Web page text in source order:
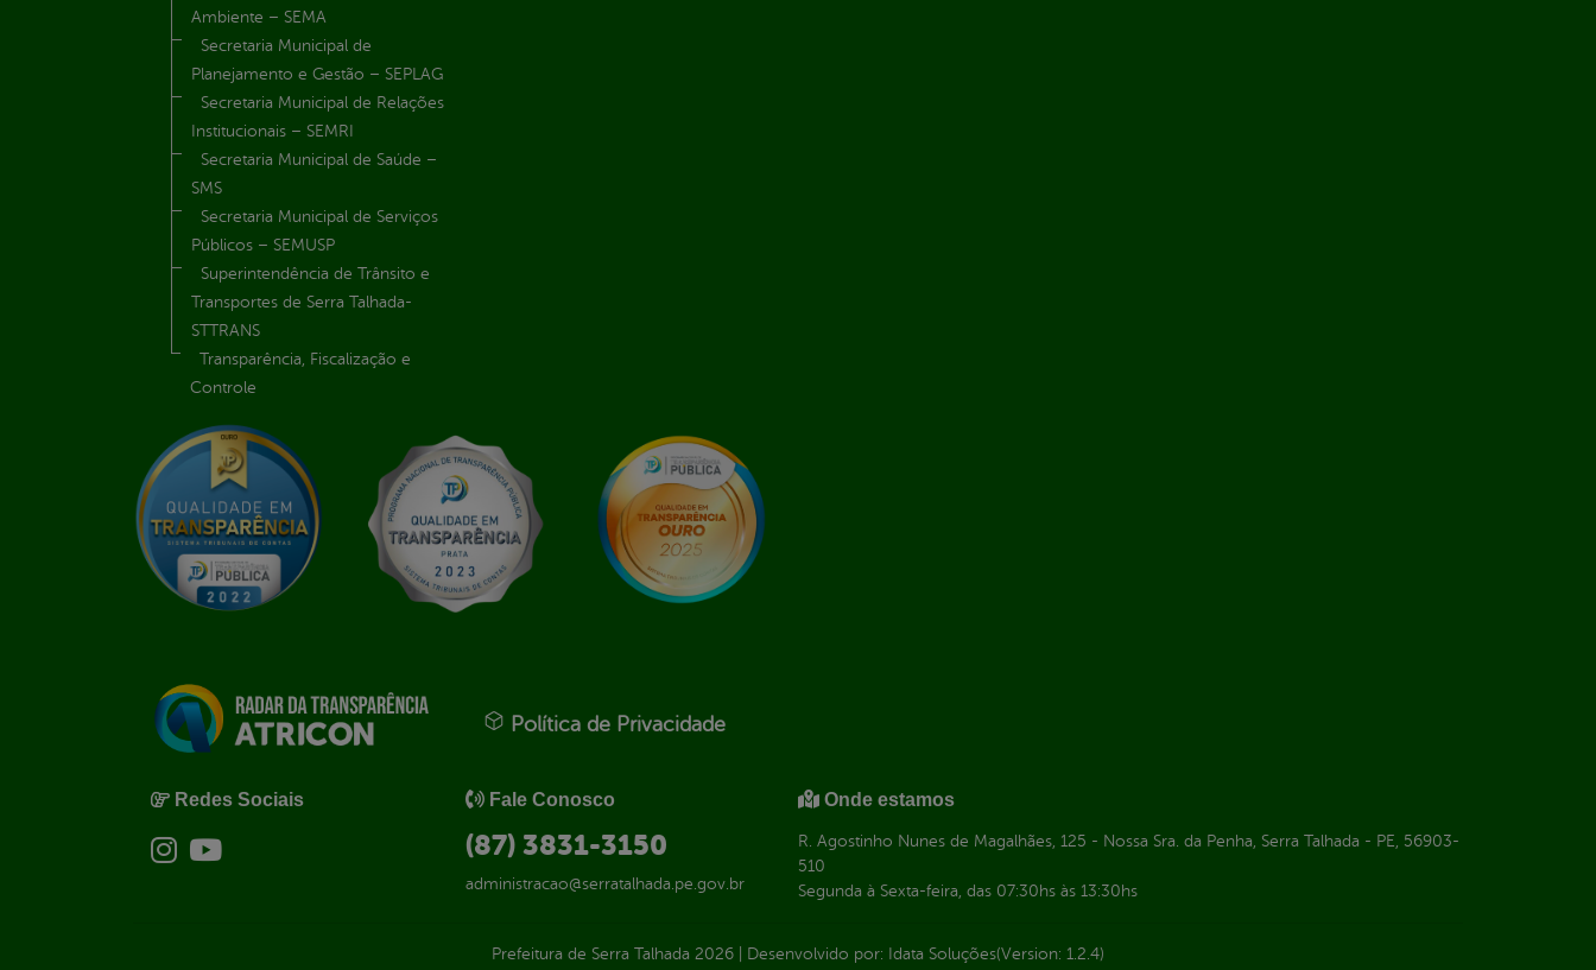
Ambiente – SEMA
Secretaria Municipal de
Planejamento e Gestão – SEPLAG
Secretaria Municipal de Relações
Institucionais – SEMRI
Secretaria Municipal de Saúde –
SMS
Secretaria Municipal de Serviços
Públicos – SEMUSP
Superintendência de Trânsito e
Transportes de Serra Talhada-
STTRANS
Transparência, Fiscalização e
Controle
Política de Privacidade
Redes Sociais Fale Conosco
(87) 3831-3150
administracao@serratalhada.pe.gov.br
Onde estamos
R. Agostinho Nunes de Magalhães, 125 - Nossa Sra. da Penha, Serra Talhada - PE, 56903-
510
Segunda à Sexta-feira, das 07:30hs às 13:30hs
Prefeitura de Serra Talhada 2026 Desenvolvido por: Idata Soluções(Version: 1.2.4)